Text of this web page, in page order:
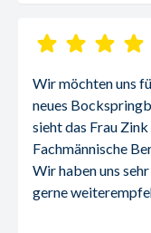
Wir möchten uns
neues
sieht das Frau
Fachmännische
Wir haben uns
gerne